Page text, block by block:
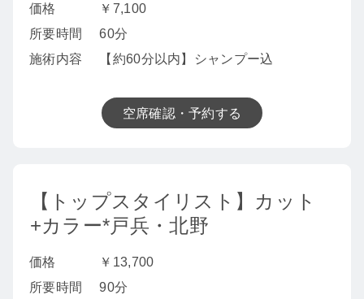
価格
￥7,100
所要時間
60分
施術内容
【約60分以内】シャンプー込
空席確認・予約する
【トップスタイリスト】カット
+カラー*戸兵・北野
価格
￥13,700
所要時間
90分